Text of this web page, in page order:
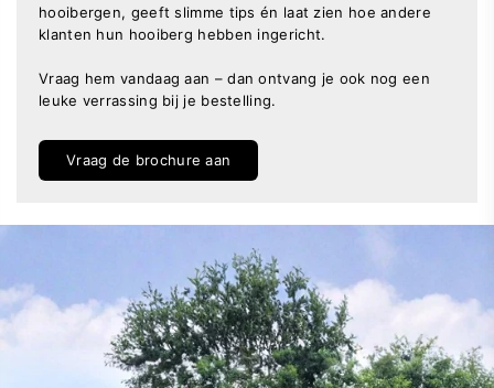
hooibergen, geeft slimme tips én laat zien hoe andere
klanten hun hooiberg hebben ingericht.
Vraag hem vandaag aan – dan ontvang je ook nog een
leuke verrassing bij je bestelling.
Vraag de brochure aan